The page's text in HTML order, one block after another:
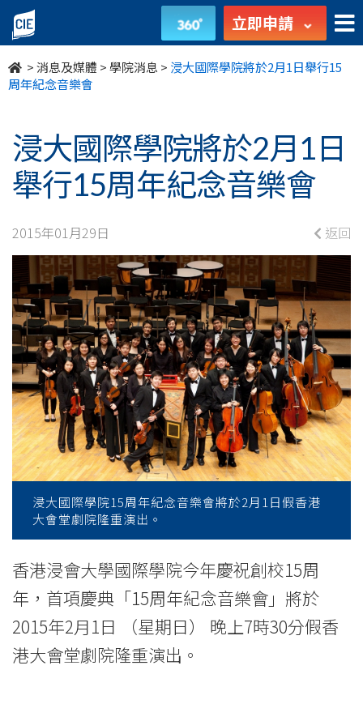
浸
大
國
學
院
將
於
2
月
1
日
舉
行
周
年
紀
念
立即申請
>消息及媒體 >學院消息 > 浸大國際學院將於2月1日舉行15
周年紀念音樂會
浸大國際學院將於2月1日
舉行15周年紀念音樂會
2015年01月29日 返回
浸大國際學院15周年紀念音樂會將於2月1日假香港
大會堂劇院隆重演出。
香港浸會大學國際學院今年慶祝創校15周
年，首項慶典「15周年紀念音樂會」將於
2015年2月1日 （星期日） 晚上7時30分假香
港大會堂劇院隆重演出。